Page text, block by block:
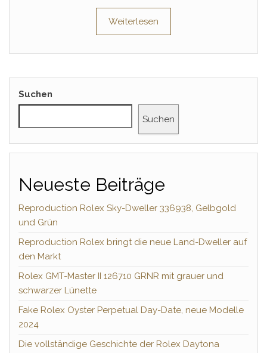
Weiterlesen
Suchen
Suchen
Neueste Beiträge
Reproduction Rolex Sky-Dweller 336938, Gelbgold
und Grün
Reproduction Rolex bringt die neue Land-Dweller auf
den Markt
Rolex GMT-Master II 126710 GRNR mit grauer und
schwarzer Lünette
Fake Rolex Oyster Perpetual Day-Date, neue Modelle
2024
Die vollständige Geschichte der Rolex Daytona